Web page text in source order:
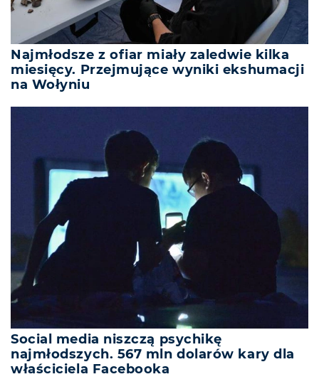
Najmłodsze z ofiar miały zaledwie kilka
miesięcy. Przejmujące wyniki ekshumacji
na Wołyniu
Social media niszczą psychikę
najmłodszych. 567 mln dolarów kary dla
właściciela Facebooka